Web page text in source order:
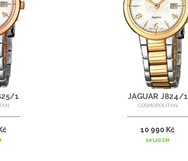
1 JAGUAR J824/1
COSMOPOLITAN
10 990 Kč
SKLADEM